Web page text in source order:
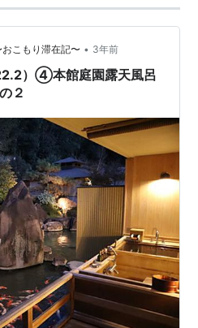
こもり滞在記〜 • 3年前
）④本館庭園露天風呂
２